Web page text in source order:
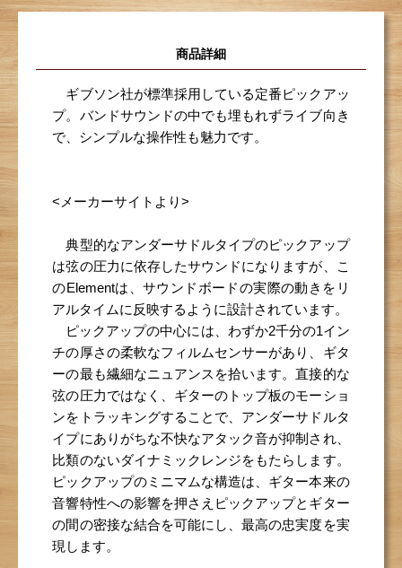
商品詳細
ギブソン社が標準採用している定番ピックアッ
プ。バンドサウンドの中でも埋もれずライブ向き
で、シンプルな操作性も魅力です。
<メーカーサイトより>
典型的なアンダーサドルタイプのピックアップ
は弦の圧力に依存したサウンドになりますが、こ
のElementは、サウンドボードの実際の動きをリ
アルタイムに反映するように設計されています。
ピックアップの中心には、わずか2千分の1イン
チの厚さの柔軟なフィルムセンサーがあり、ギタ
ーの最も繊細なニュアンスを拾います。直接的な
弦の圧力ではなく、ギターのトップ板のモーショ
ンをトラッキングすることで、アンダーサドルタ
イプにありがちな不快なアタック音が抑制され、
比類のないダイナミックレンジをもたらします。
ピックアップのミニマムな構造は、ギター本来の
音響特性への影響を押さえピックアップとギター
の間の密接な結合を可能にし、最高の忠実度を実
現します。